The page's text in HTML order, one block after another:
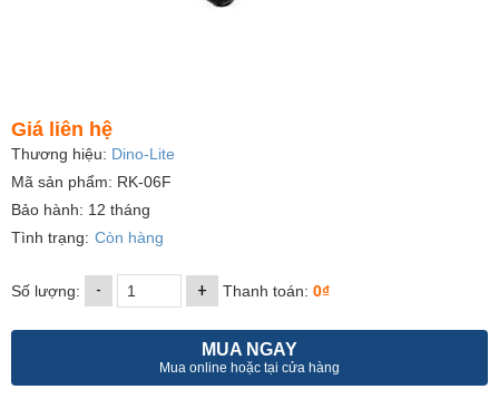
Giá liên hệ
Thương hiệu: Dino-Lite
Mã sản phẩm: RK-06F
Bảo hành: 12 tháng
Tình trạng: Còn hàng
Số lượng: - + Thanh toán: 0₫
MUA NGAY
Mua online hoặc tại cửa hàng